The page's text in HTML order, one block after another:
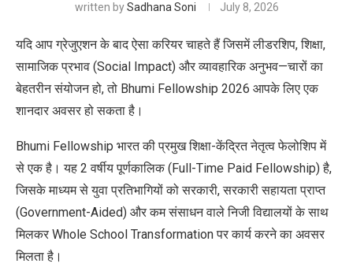
written bySadhana Soni July 8, 2026
यदि आप ग्रेजुएशन के बाद ऐसा करियर चाहते हैं जिसमें लीडरशिप, शिक्षा,
सामाजिक प्रभाव (Social Impact) और व्यावहारिक अनुभव—चारों का
बेहतरीन संयोजन हो, तो Bhumi Fellowship 2026 आपके लिए एक
शानदार अवसर हो सकता है।
Bhumi Fellowship भारत की प्रमुख शिक्षा-केंद्रित नेतृत्व फेलोशिप में
से एक है। यह 2 वर्षीय पूर्णकालिक (Full-Time Paid Fellowship) है,
जिसके माध्यम से युवा प्रतिभागियों को सरकारी, सरकारी सहायता प्राप्त
(Government-Aided) और कम संसाधन वाले निजी विद्यालयों के साथ
मिलकर Whole School Transformation पर कार्य करने का अवसर
मिलता है।